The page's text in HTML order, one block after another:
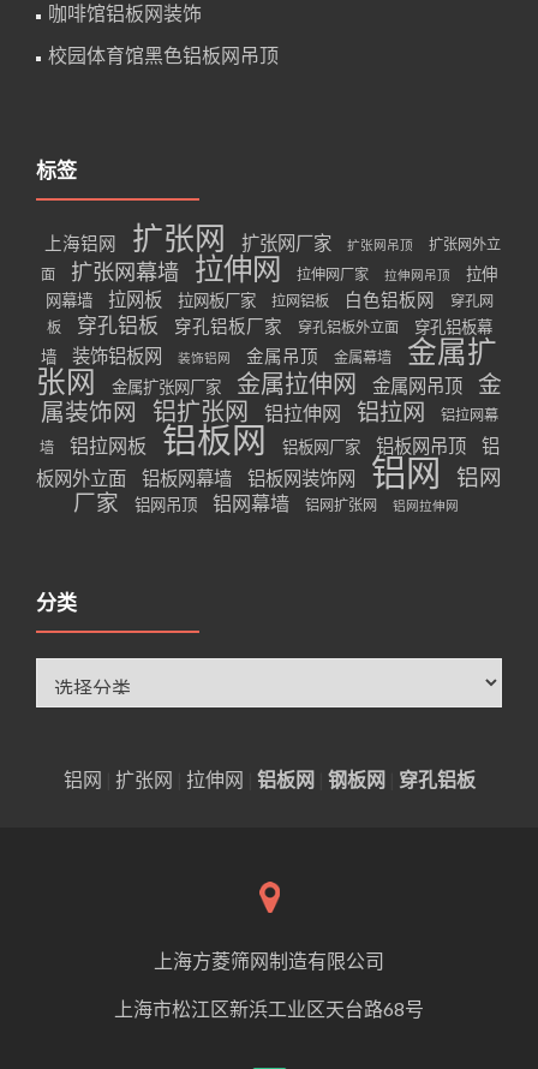
咖啡馆铝板网装饰
校园体育馆黑色铝板网吊顶
标签
上海铝网 扩张网 扩张网厂家 扩张网吊顶
扩张网外立
面
扩张网幕墙 拉伸网 拉伸网厂家 拉伸网吊顶
拉伸
网幕墙
拉网板 拉网板厂家 拉网铝板 白色铝板网
穿孔网
板
穿孔铝板 穿孔铝板厂家 穿孔铝板外立面
穿孔铝板幕
墙
装饰铝板网 装饰铝网 金属吊顶 金属幕墙
金属扩
张网
金属扩张网厂家 金属拉伸网 金属网吊顶
金
属装饰网
铝扩张网 铝拉伸网 铝拉网
铝拉网幕
墙
铝拉网板 铝板网 铝板网厂家 铝板网吊顶
铝
板网外立面
铝板网幕墙 铝板网装饰网 铝网
铝网
厂家
铝网吊顶 铝网幕墙 铝网扩张网 铝网拉伸网
分类
铝网 扩张网 拉伸网 铝板网 钢板网 穿孔铝板
上海方菱筛网制造有限公司
上海市松江区新浜工业区天台路68号